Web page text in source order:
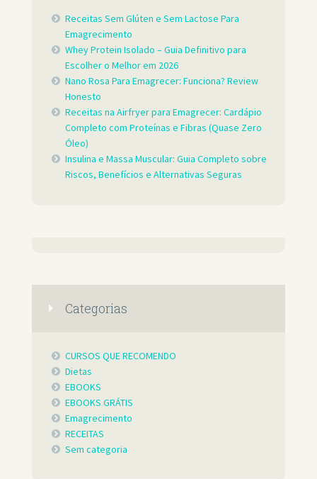
Receitas Sem Glúten e Sem Lactose Para
Emagrecimento
Whey Protein Isolado – Guia Definitivo para
Escolher o Melhor em 2026
Nano Rosa Para Emagrecer: Funciona? Review
Honesto
Receitas na Airfryer para Emagrecer: Cardápio
Completo com Proteínas e Fibras (Quase Zero
Óleo)
Insulina e Massa Muscular: Guia Completo sobre
Riscos, Benefícios e Alternativas Seguras
Categorias
CURSOS QUE RECOMENDO
Dietas
EBOOKS
EBOOKS GRÁTIS
Emagrecimento
RECEITAS
Sem categoria